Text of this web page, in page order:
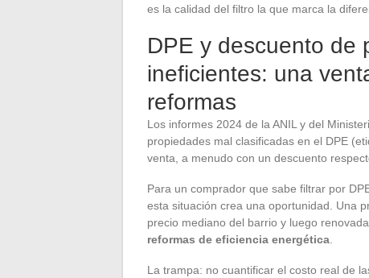
es la calidad del filtro la que marca la
DPE y descuento de
ineficientes: una
reformas
Los informes 2024 de la ANIL y del
propiedades mal clasificadas en el DPE
venta, a menudo con un descuento
Para un comprador que sabe filtrar por
esta situación crea una oportunidad. Una
precio mediano del barrio y luego
reformas de eficiencia energética.
La trampa: no cuantificar el costo real de